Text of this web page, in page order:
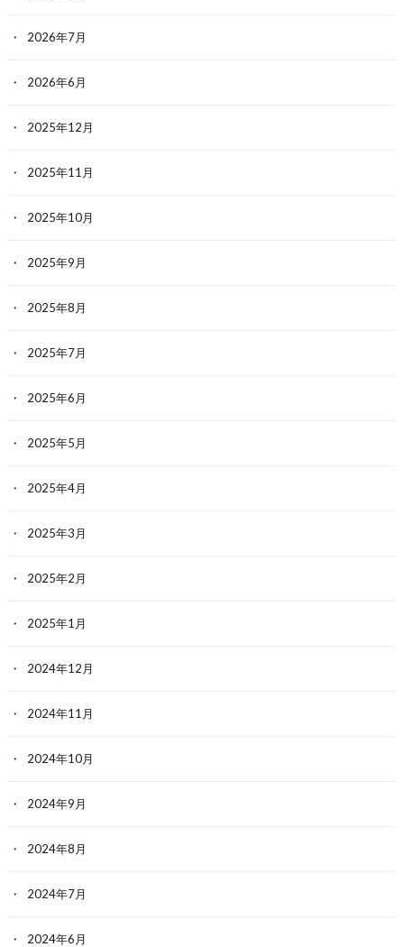
2026年7月
2026年6月
2025年12月
2025年11月
2025年10月
2025年9月
2025年8月
2025年7月
2025年6月
2025年5月
2025年4月
2025年3月
2025年2月
2025年1月
2024年12月
2024年11月
2024年10月
2024年9月
2024年8月
2024年7月
2024年6月